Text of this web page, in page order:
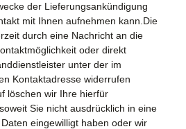
der Lieferungsankündigung
mit Ihnen aufnehmen kann.Die
durch eine Nachricht an die
oder direkt
unter der im
Kontaktadresse widerrufen
löschen wir Ihre hierfür
Sie nicht ausdrücklich in eine
eingewilligt haben oder wir